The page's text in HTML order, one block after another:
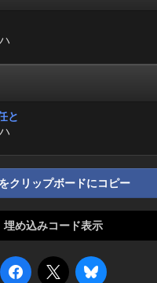
と
クリップボードにコピー
埋め込みコード表示